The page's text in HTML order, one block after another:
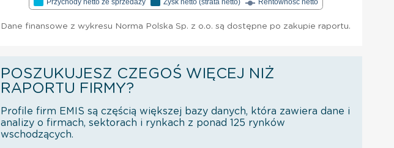
Dane finansowe z wykresu Norma Polska Sp. z o.o. są dostępne po zakupie raportu.
POSZUKUJESZ CZEGOŚ WIĘCEJ NIŻ
RAPORTU FIRMY?
Profile firm EMIS są częścią większej bazy danych, która zawiera dane i
analizy o firmach, sektorach i rynkach z ponad 125 rynków
wschodzących.